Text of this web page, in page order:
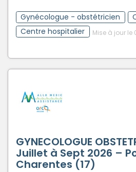
Gynécologue - obstétricien
Centre hospitalier
Mise à jour
GYNECOLOGUE
Juillet à Sept 2026 –
Charentes (17)